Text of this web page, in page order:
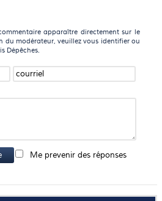
apparaître directement sur le
du modérateur, veuillez vous identifier ou
Dépêches.
Me prevenir des réponses